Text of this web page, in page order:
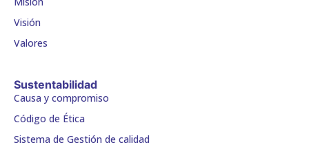
Visión
Valores
Sustentabilidad
Causa y compromiso
Código de Ética
Sistema de Gestión de calidad